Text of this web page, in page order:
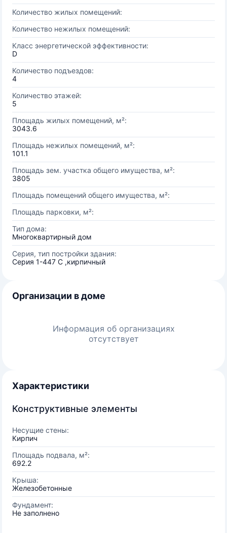
Количество жилых помещений:
Количество нежилых помещений:
Класс энергетической эффективности:
D
Количество подъездов:
4
Количество этажей:
5
Площадь жилых помещений, м²:
3043.6
Площадь нежилых помещений, м²:
101.1
Площадь зем. участка общего имущества, м²:
3805
Площадь помещений общего имущества, м²:
Площадь парковки, м²:
Тип дома:
Многоквартирный дом
Серия, тип постройки здания:
Серия 1-447 С ,кирпичный
Организации в доме
Информация об организациях
отсутствует
Характеристики
Конструктивные элементы
Несущие стены:
Кирпич
Площадь подвала, м²:
692.2
Крыша:
Железобетонные
Фундамент:
Не заполнено